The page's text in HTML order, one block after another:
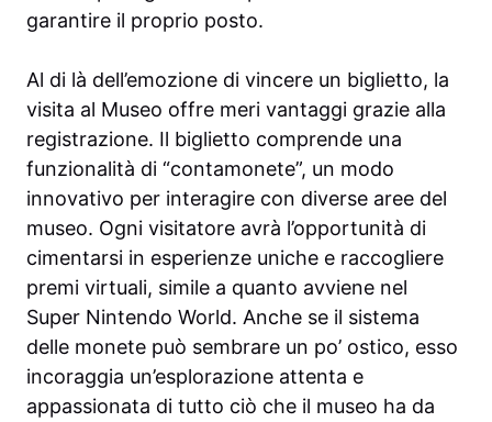
garantire il proprio posto.
Al di là dell’emozione di vincere un biglietto, la
visita al Museo offre meri vantaggi grazie alla
registrazione. Il biglietto comprende una
funzionalità di “contamonete”, un modo
innovativo per interagire con diverse aree del
museo. Ogni visitatore avrà l’opportunità di
cimentarsi in esperienze uniche e raccogliere
premi virtuali, simile a quanto avviene nel
Super Nintendo World. Anche se il sistema
delle monete può sembrare un po’ ostico, esso
incoraggia un’esplorazione attenta e
appassionata di tutto ciò che il museo ha da